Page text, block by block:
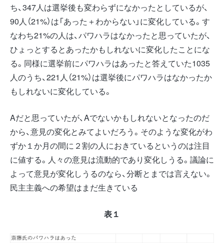
ち、347人は選挙後も変わらずになかったとしているが、
90人（21%）は「あった＋わからない」に変化している。す
なわち21%の人は、パワハラはなかったと思っていたが、
ひょっとするとあったかもしれないに変化したことにな
る。同様に選挙前にパワハラはあったと答えていた1035
人のうち、221人（21%）は選挙後にパワハラはなかったか
もしれないに変化している。
Aだと思っていたが、Aでないかもしれないとなったのだ
から、意見の変化とみてよいだろう。そのような変化がわ
ずか１か月の間に２割の人におきているというのは注目
に値する。人々の意見は流動的であり変化しうる。議論に
よって意見が変化しうるのなら、分断とまでは言えない。
民主主義への希望はまだ生きている
表１